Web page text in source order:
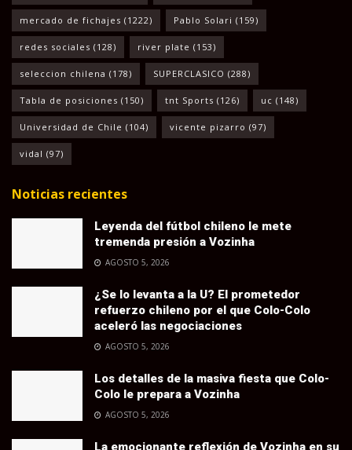
mercado de fichajes (1222) Pablo Solari (159)
redes sociales (128) river plate (153)
seleccion chilena (178) SUPERCLASICO (288)
Tabla de posiciones (150) tnt Sports (126) uc (148)
Universidad de Chile (104) vicente pizarro (97)
vidal (97)
Noticias recientes
Leyenda del fútbol chileno le mete
tremenda presión a Vozinha
AGOSTO 5, 2026
¿Se lo levanta a la U? El prometedor
refuerzo chileno por el que Colo-Colo
aceleró las negociaciones
AGOSTO 5, 2026
Los detalles de la masiva fiesta que Colo-
Colo le prepara a Vozinha
AGOSTO 5, 2026
La emocionante reflexión de Vozinha en su